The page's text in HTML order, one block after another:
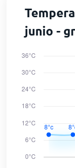
junio -